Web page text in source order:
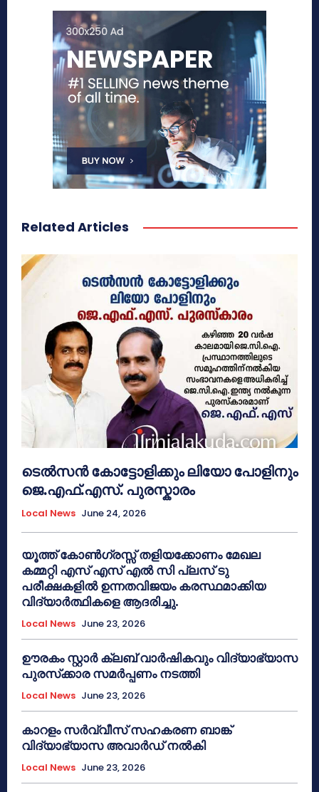
Related Articles
ടെൽസൻ കോട്ടോളിക്കും ലിയോ പോളിനും
ജെ.എഫ്.എസ്. പുരസ്കാരം
Local News June 24, 2026
യൂത്ത് കോൺഗ്രസ്സ് തളിയക്കോണം മേഖല
കമ്മറ്റി എസ് എസ് എൽ സി പ്ലസ് ടു
പരീക്ഷകളിൽ ഉന്നതവിജയം കരസ്ഥമാക്കിയ
വിദ്യാർത്ഥികളെ ആദരിച്ചു.
Local News June 23, 2026
ഊരകം സ്റ്റാർ ക്ലബ് വാർഷികവും വിദ്യാഭ്യാസ
പുരസ്‌ക്കാര സമർപ്പണം നടത്തി
Local News June 23, 2026
കാറളം സർവ്വീസ് സഹകരണ ബാങ്ക്
വിദ്യാഭ്യാസ അവാർഡ് നൽകി
Local News June 23, 2026